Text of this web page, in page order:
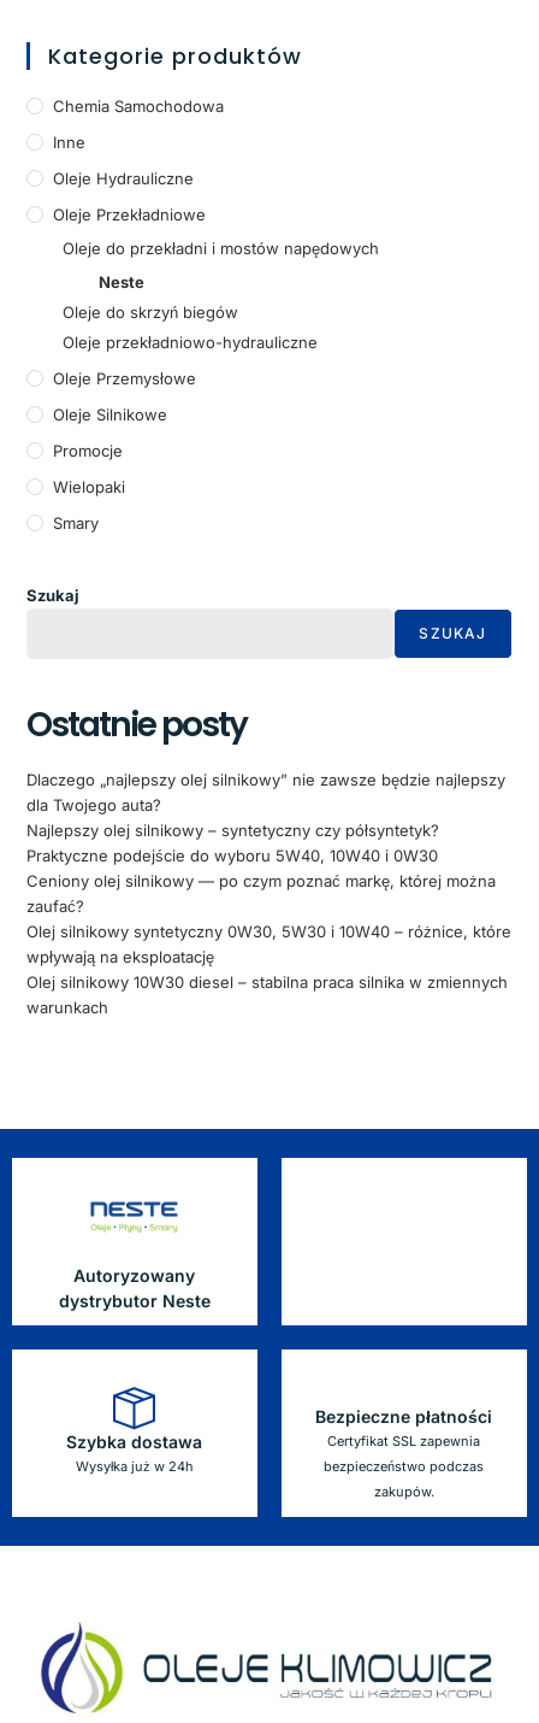
Kategorie produktów
Chemia Samochodowa
Inne
Oleje Hydrauliczne
Oleje Przekładniowe
Oleje do przekładni i mostów napędowych
Neste
Oleje do skrzyń biegów
Oleje przekładniowo-hydrauliczne
Oleje Przemysłowe
Oleje Silnikowe
Promocje
Wielopaki
Smary
Szukaj
SZUKAJ
Ostatnie posty
Dlaczego „najlepszy olej silnikowy” nie zawsze będzie najlepszy
dla Twojego auta?
Najlepszy olej silnikowy – syntetyczny czy półsyntetyk?
Praktyczne podejście do wyboru 5W40, 10W40 i 0W30
Ceniony olej silnikowy — po czym poznać markę, której można
zaufać?
Olej silnikowy syntetyczny 0W30, 5W30 i 10W40 – różnice, które
wpływają na eksploatację
Olej silnikowy 10W30 diesel – stabilna praca silnika w zmiennych
warunkach
Autoryzowany
dystrybutor Neste
Szybka dostawa
Wysyłka już w 24h
Bezpieczne płatności
Certyfikat SSL zapewnia
bezpieczeństwo podczas
zakupów.